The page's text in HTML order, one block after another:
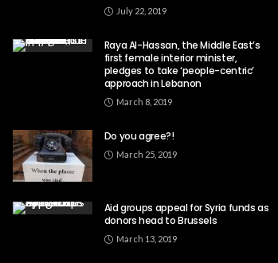
July 22, 2019
Raya Al-Hassan, the Middle East’s
first female interior minister,
pledges to take ‘people-centric’
approach in Lebanon
March 8, 2019
Do you agree?!
March 25, 2019
Aid groups appeal for Syria funds as
donors head to Brussels
March 13, 2019